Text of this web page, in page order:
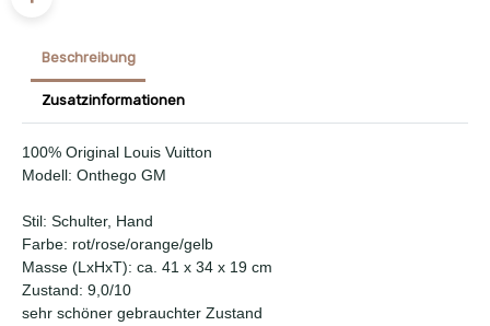
Beschreibung
Zusatzinformationen
100% Original Louis Vuitton
Modell: Onthego GM
Stil: Schulter, Hand
Farbe: rot/rose/orange/gelb
Masse (LxHxT): ca. 41 x 34 x 19 cm
Zustand: 9,0/10
sehr schöner gebrauchter Zustand